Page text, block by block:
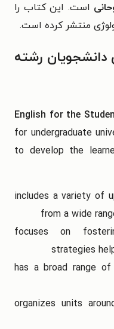
است. این کتاب را
منتشر کرده است.
دانشجویان رشته
English for the
for undergraduate
to develop the
includes a variety of
from a wide
focuses on
strategies
has a broad range of
organizes units